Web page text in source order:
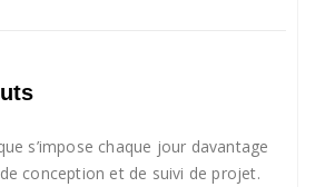
s’impose chaque jour davantage
conception et de suivi de projet.